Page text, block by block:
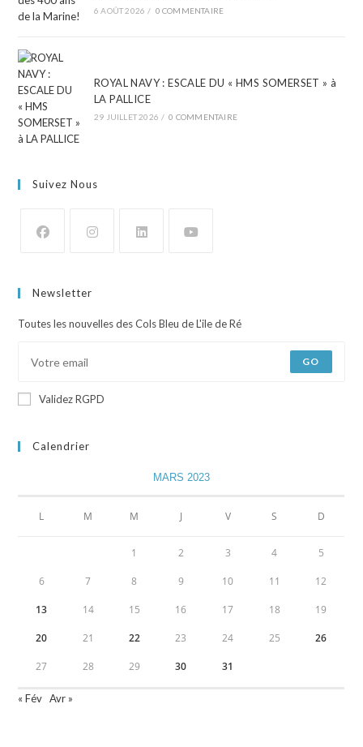
6 AOÛT 2026 / 0 COMMENTAIRE
ROYAL NAVY : ESCALE DU « HMS SOMERSET » à
LA PALLICE
29 JUILLET 2026 / 0 COMMENTAIRE
Suivez Nous
Newsletter
Toutes les nouvelles des Cols Bleu de L'ile de Ré
GO
Validez RGPD
Calendrier
MARS 2023
L M M J V S D
1 2 3 4 5
6 7 8 9 10 11 12
13 14 15 16 17 18 19
20 21 22 23 24 25 26
27 28 29 30 31
« Fév Avr »